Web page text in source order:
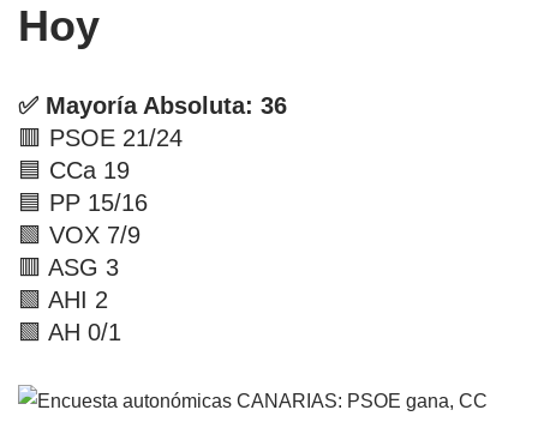
Hoy
✅ Mayoría Absoluta: 36
🟥 PSOE 21/24
🟦 CCa 19
🟦 PP 15/16
🟩 VOX 7/9
🟥 ASG 3
🟩 AHI 2
🟩 AH 0/1